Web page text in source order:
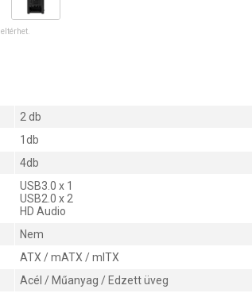
2 db
1db
4db
USB3.0 x 1
USB2.0 x 2
HD Audio
Nem
ATX / mATX / mITX
Acél / Műanyag / Edzett üveg